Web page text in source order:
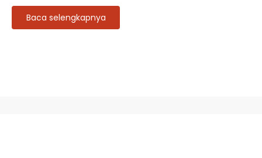
Baca selengkapnya